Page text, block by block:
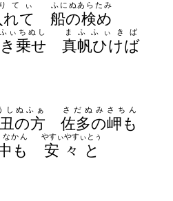
て
てぃ
船の検め
ふにぬあらたみ
乗せ
ぃちぬし
真帆ひけば
まふふぃきば
の方
しぬふぁ
佐多の岬も
さだぬみさちん
も
なかん
安々と
やすぃやすぃとぅ